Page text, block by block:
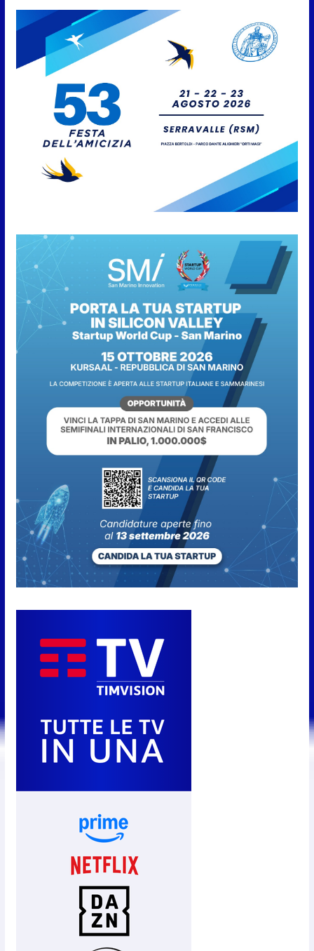
Pesca sportiva, tre prove di campionato tra acque
dolci e di mare
5 Agosto 2026
San Marino. Il 6 agosto è ancora
Giovedì in Centro. Il Centro
storico torna protagonista di
sera tra shopping, cultura e